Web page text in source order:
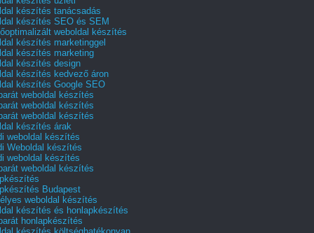
készítés tanácsadás
készítés SEO és SEM
weboldal készítés
készítés marketinggel
készítés marketing
készítés design
készítés kedvező áron
készítés Google SEO
weboldal készítés
weboldal készítés
weboldal készítés
készítés árak
weboldal készítés
Weboldal készítés
weboldal készítés
weboldal készítés
Budapest
weboldal készítés
készítés és honlapkészítés
honlapkészítés
készítés költséghatékonyan